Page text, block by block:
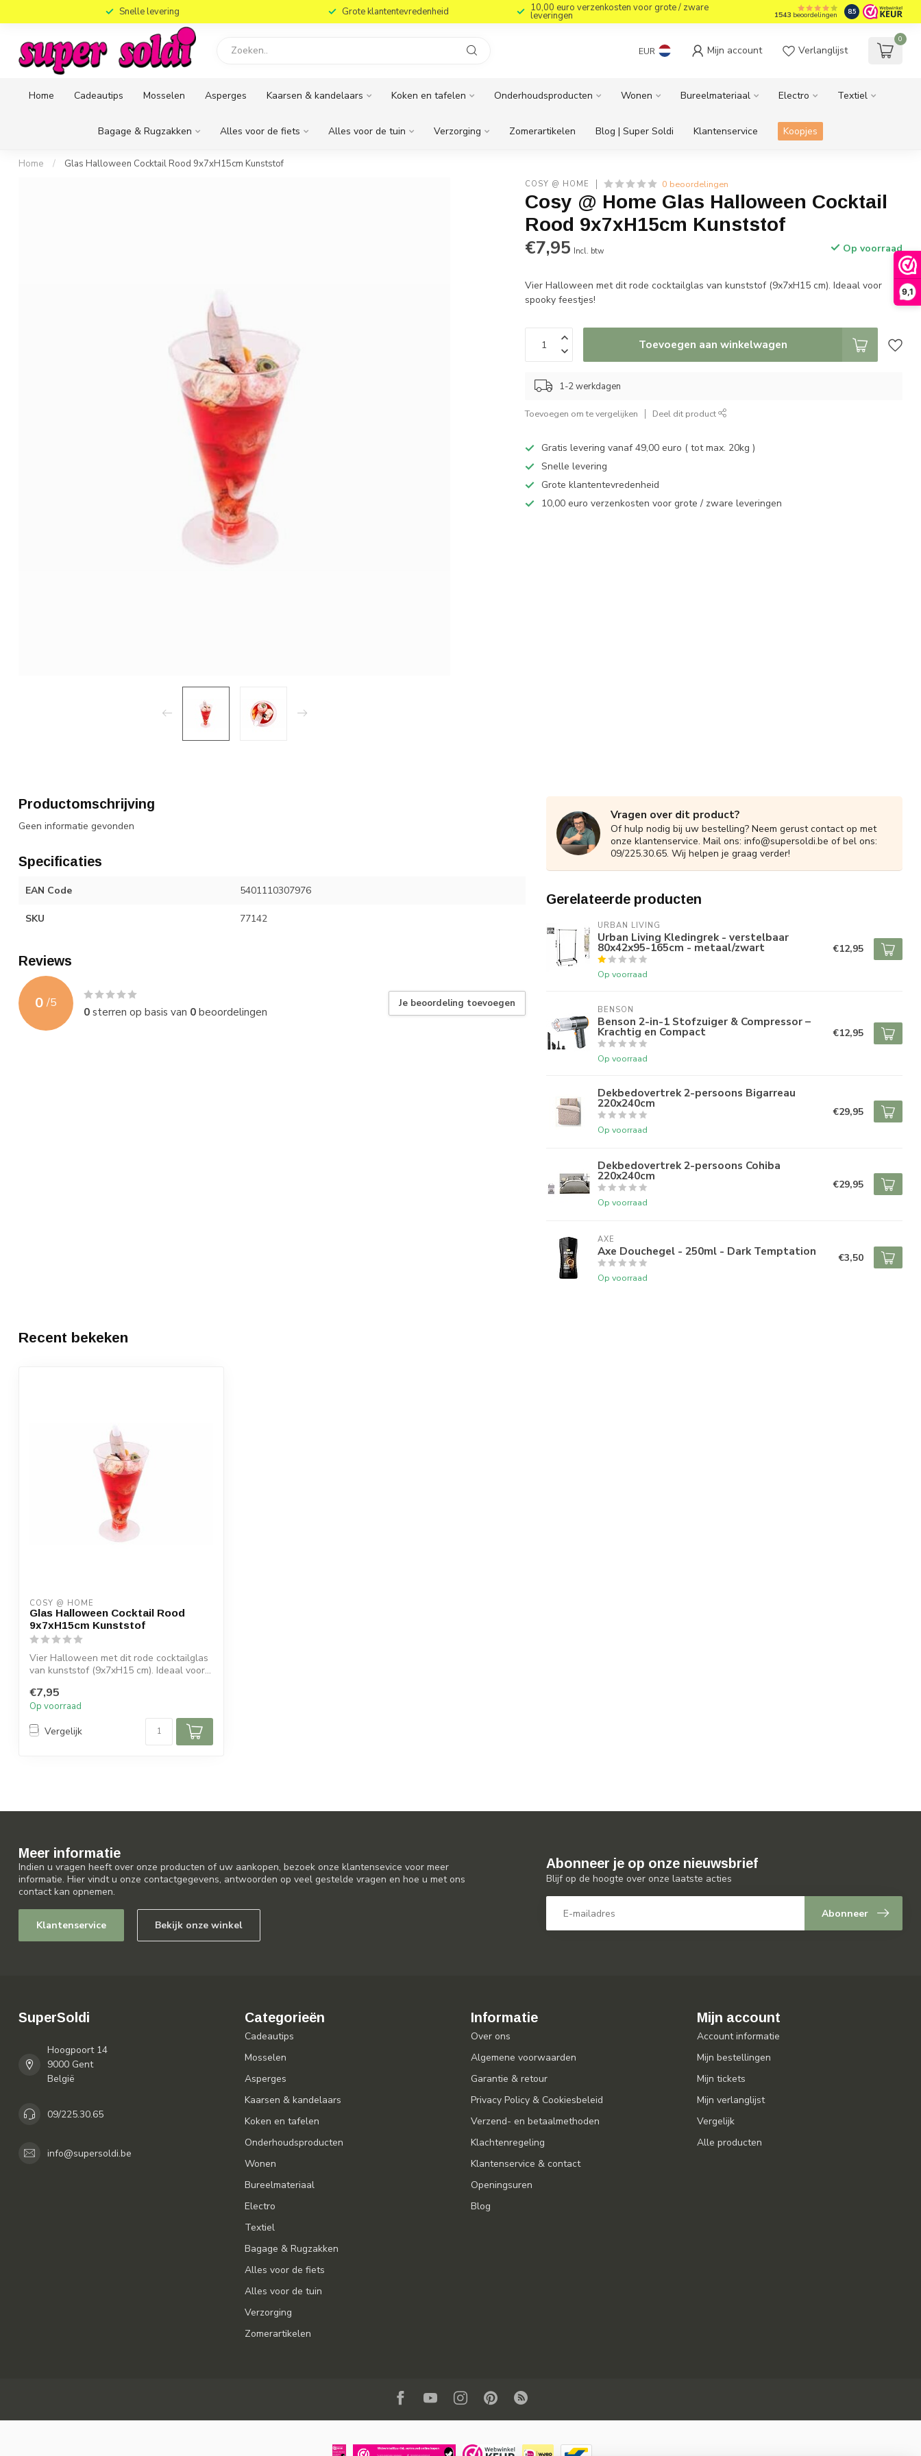
9,1
Snelle levering Grote klantentevredenheid 10,00 euro verzenkosten voor grote / zware
leveringen 1543beoordelingen 8.5
EUR Mijn account Verlanglijst
0
Home Cadeautips Mosselen Asperges Kaarsen & kandelaars Koken en tafelen Onderhoudsproducten Wonen Bureelmateriaal Electro Textiel
Bagage & Rugzakken Alles voor de fiets Alles voor de tuin Verzorging Zomerartikelen Blog | Super Soldi Klantenservice Koopjes
Home / Glas Halloween Cocktail Rood 9x7xH15cm Kunststof
COSY @ HOME 0 beoordelingen
Cosy @ Home Glas Halloween Cocktail
Rood 9x7xH15cm Kunststof
€7,95 Incl. btw Op voorraad
Vier Halloween met dit rode cocktailglas van kunststof (9x7xH15 cm). Ideaal voor
spooky feestjes!
Toevoegen aan winkelwagen
1-2 werkdagen
Toevoegen om te vergelijken Deel dit product
Gratis levering vanaf 49,00 euro ( tot max. 20kg )
Snelle levering
Grote klantentevredenheid
10,00 euro verzenkosten voor grote / zware leveringen
Productomschrijving
Geen informatie gevonden
Specificaties
EAN Code 5401110307976
SKU 77142
Reviews
0 /5
0sterren op basis van 0beoordelingen
Je beoordeling toevoegen
Vragen over dit product?
Of hulp nodig bij uw bestelling? Neem gerust contact op met
onze klantenservice. Mail ons: info@supersoldi.be of bel ons:
09/225.30.65. Wij helpen je graag verder!
Gerelateerde producten
URBAN LIVING
Urban Living Kledingrek - verstelbaar
80x42x95-165cm - metaal/zwart
Op voorraad
€12,95
BENSON
Benson 2-in-1 Stofzuiger & Compressor –
Krachtig en Compact
Op voorraad
€12,95
Dekbedovertrek 2-persoons Bigarreau
220x240cm
Op voorraad
€29,95
Dekbedovertrek 2-persoons Cohiba
220x240cm
Op voorraad
€29,95
AXE
Axe Douchegel - 250ml - Dark Temptation
Op voorraad
€3,50
Recent bekeken
COSY @ HOME
Glas Halloween Cocktail Rood
9x7xH15cm Kunststof
Vier Halloween met dit rode cocktailglas
van kunststof (9x7xH15 cm). Ideaal voor...
€7,95
Op voorraad
Vergelijk
Meer informatie
Indien u vragen heeft over onze producten of uw aankopen, bezoek onze klantensevice voor meer
informatie. Hier vindt u onze contactgegevens, antwoorden op veel gestelde vragen en hoe u met ons
contact kan opnemen.
Klantenservice Bekijk onze winkel
Abonneer je op onze nieuwsbrief
Blijf op de hoogte over onze laatste acties
Abonneer
SuperSoldi
Hoogpoort 14
9000 Gent
België
09/225.30.65
info@supersoldi.be
Categorieën
Cadeautips
Mosselen
Asperges
Kaarsen & kandelaars
Koken en tafelen
Onderhoudsproducten
Wonen
Bureelmateriaal
Electro
Textiel
Bagage & Rugzakken
Alles voor de fiets
Alles voor de tuin
Verzorging
Zomerartikelen
Informatie
Over ons
Algemene voorwaarden
Garantie & retour
Privacy Policy & Cookiesbeleid
Verzend- en betaalmethoden
Klachtenregeling
Klantenservice & contact
Openingsuren
Blog
Mijn account
Account informatie
Mijn bestellingen
Mijn tickets
Mijn verlanglijst
Vergelijk
Alle producten